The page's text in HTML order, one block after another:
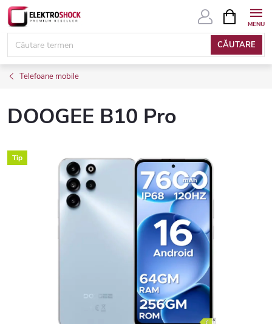
Treci
conținut
CĂUTARE
COŞ
DE
Telefoane mobile
DOOGEE B10 Pro
Tip